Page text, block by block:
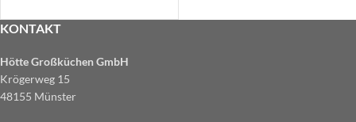
KONTAKT
Hötte Großküchen GmbH
Krögerweg 15
48155 Münster